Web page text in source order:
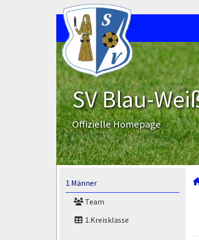
SV Blau-
Offizielle Homepage
1.Männer
Team
1.Kreisklasse